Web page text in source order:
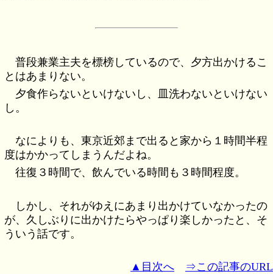
普段兼業主夫を標榜しているので、夕方出かけるこ
とはあまりない。
夕食作らないといけないし、皿洗わないといけない
し。
なによりも、東京近郊まで出ると家から１時間半程
度はかかってしまうんだよね。
往復３時間で、飲んでいる時間も３時間程度。
しかし、それがゆえにあまり出かけていなかったの
が、久しぶりに出かけたらやっぱり楽しかったと、そ
ういう話です。
▲目次へ ⇒この記事のURL